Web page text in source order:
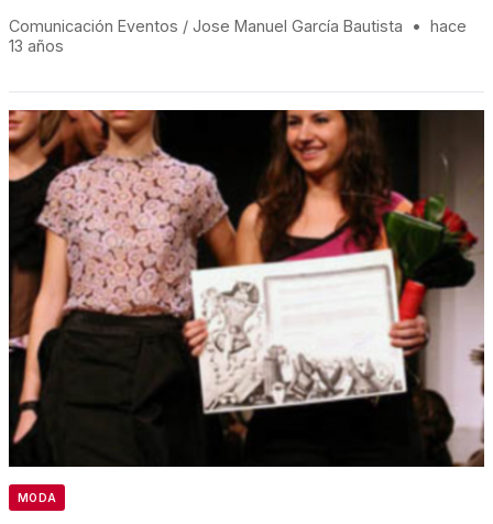
Comunicación Eventos / Jose Manuel García Bautista • hace
13 años
MODA